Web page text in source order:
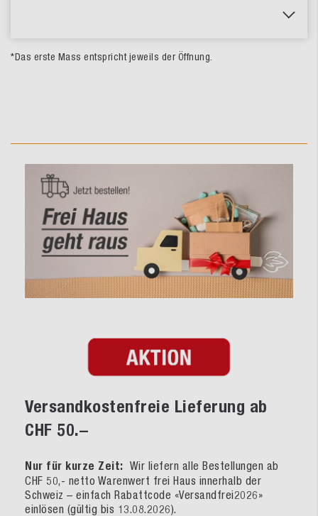
*Das erste Mass entspricht jeweils der Öffnung.
Versandkostenfreie Lieferung ab
CHF 50.–
Nur für kurze Zeit: Wir liefern alle Bestellungen ab
CHF 50,- netto Warenwert frei Haus innerhalb der
Schweiz – einfach Rabattcode «Versandfrei2026»
einlösen (gültig bis 13.08.2026).